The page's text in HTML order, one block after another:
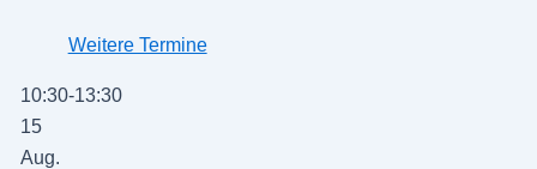
Weitere Termine
10:30-13:30
15
Aug.